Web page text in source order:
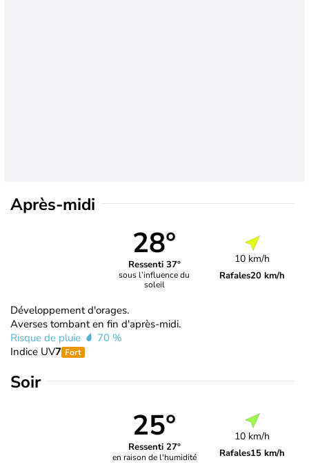
Après-midi
28°
Ressenti 37°
sous l’influence du
soleil
10 km/h
Rafales20 km/h
Développement d'orages.
Averses tombant en fin d'après-midi.
Risque de pluie
70 %
Indice UV7 Fort
Soir
25°
Ressenti 27°
en raison de l'humidité
10 km/h
Rafales15 km/h